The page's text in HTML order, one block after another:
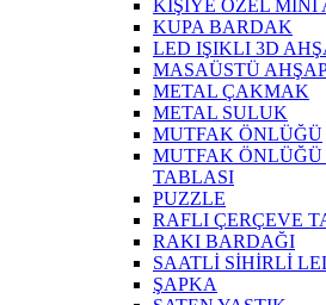
KİŞİYE ÖZEL MİNİ
KUPA BARDAK
LED IŞIKLI 3D
MASAÜSTÜ
METAL ÇAKMAK
METAL SULUK
MUTFAK ÖNLÜĞÜ
MUTFAK
TABLASI
PUZZLE
RAFLI ÇERÇEVE
RAKI BARDAĞI
SAATLİ SİHİRLİ
ŞAPKA